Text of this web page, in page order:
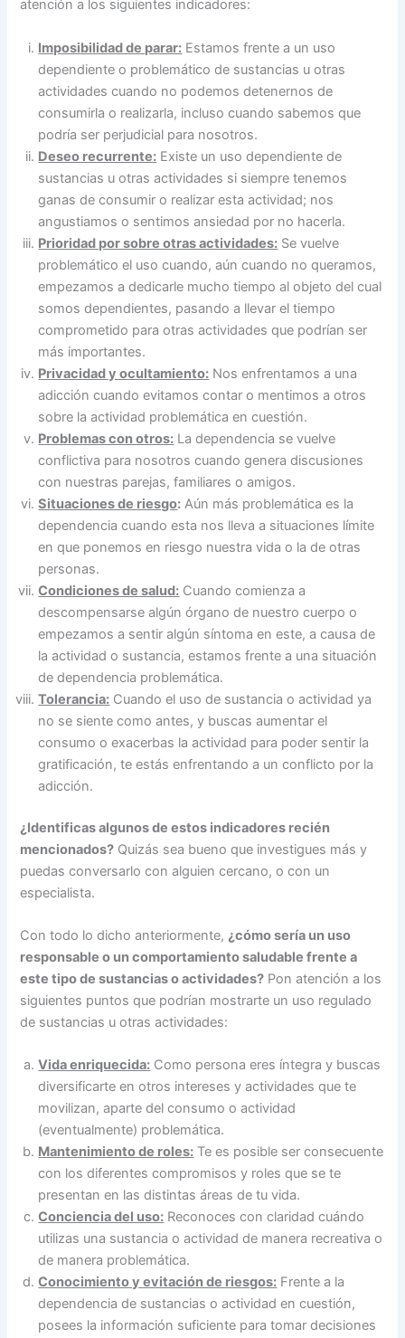
atención a los siguientes indicadores:
Imposibilidad de parar: Estamos frente a un uso
dependiente o problemático de sustancias u otras
actividades cuando no podemos detenernos de
consumirla o realizarla, incluso cuando sabemos que
podría ser perjudicial para nosotros.
Deseo recurrente: Existe un uso dependiente de
sustancias u otras actividades si siempre tenemos
ganas de consumir o realizar esta actividad; nos
angustiamos o sentimos ansiedad por no hacerla.
Prioridad por sobre otras actividades: Se vuelve
problemático el uso cuando, aún cuando no queramos,
empezamos a dedicarle mucho tiempo al objeto del cual
somos dependientes, pasando a llevar el tiempo
comprometido para otras actividades que podrían ser
más importantes.
Privacidad y ocultamiento: Nos enfrentamos a una
adicción cuando evitamos contar o mentimos a otros
sobre la actividad problemática en cuestión.
Problemas con otros: La dependencia se vuelve
conflictiva para nosotros cuando genera discusiones
con nuestras parejas, familiares o amigos.
Situaciones de riesgo: Aún más problemática es la
dependencia cuando esta nos lleva a situaciones límite
en que ponemos en riesgo nuestra vida o la de otras
personas.
Condiciones de salud: Cuando comienza a
descompensarse algún órgano de nuestro cuerpo o
empezamos a sentir algún síntoma en este, a causa de
la actividad o sustancia, estamos frente a una situación
de dependencia problemática.
Tolerancia: Cuando el uso de sustancia o actividad ya
no se siente como antes, y buscas aumentar el
consumo o exacerbas la actividad para poder sentir la
gratificación, te estás enfrentando a un conflicto por la
adicción.
¿Identificas algunos de estos indicadores recién
mencionados? Quizás sea bueno que investigues más y
puedas conversarlo con alguien cercano, o con un
especialista.
Con todo lo dicho anteriormente, ¿cómo sería un uso
responsable o un comportamiento saludable frente a
este tipo de sustancias o actividades? Pon atención a los
siguientes puntos que podrían mostrarte un uso regulado
de sustancias u otras actividades:
Vida enriquecida: Como persona eres íntegra y buscas
diversificarte en otros intereses y actividades que te
movilizan, aparte del consumo o actividad
(eventualmente) problemática.
Mantenimiento de roles: Te es posible ser consecuente
con los diferentes compromisos y roles que se te
presentan en las distintas áreas de tu vida.
Conciencia del uso: Reconoces con claridad cuándo
utilizas una sustancia o actividad de manera recreativa o
de manera problemática.
Conocimiento y evitación de riesgos: Frente a la
dependencia de sustancias o actividad en cuestión,
posees la información suficiente para tomar decisiones